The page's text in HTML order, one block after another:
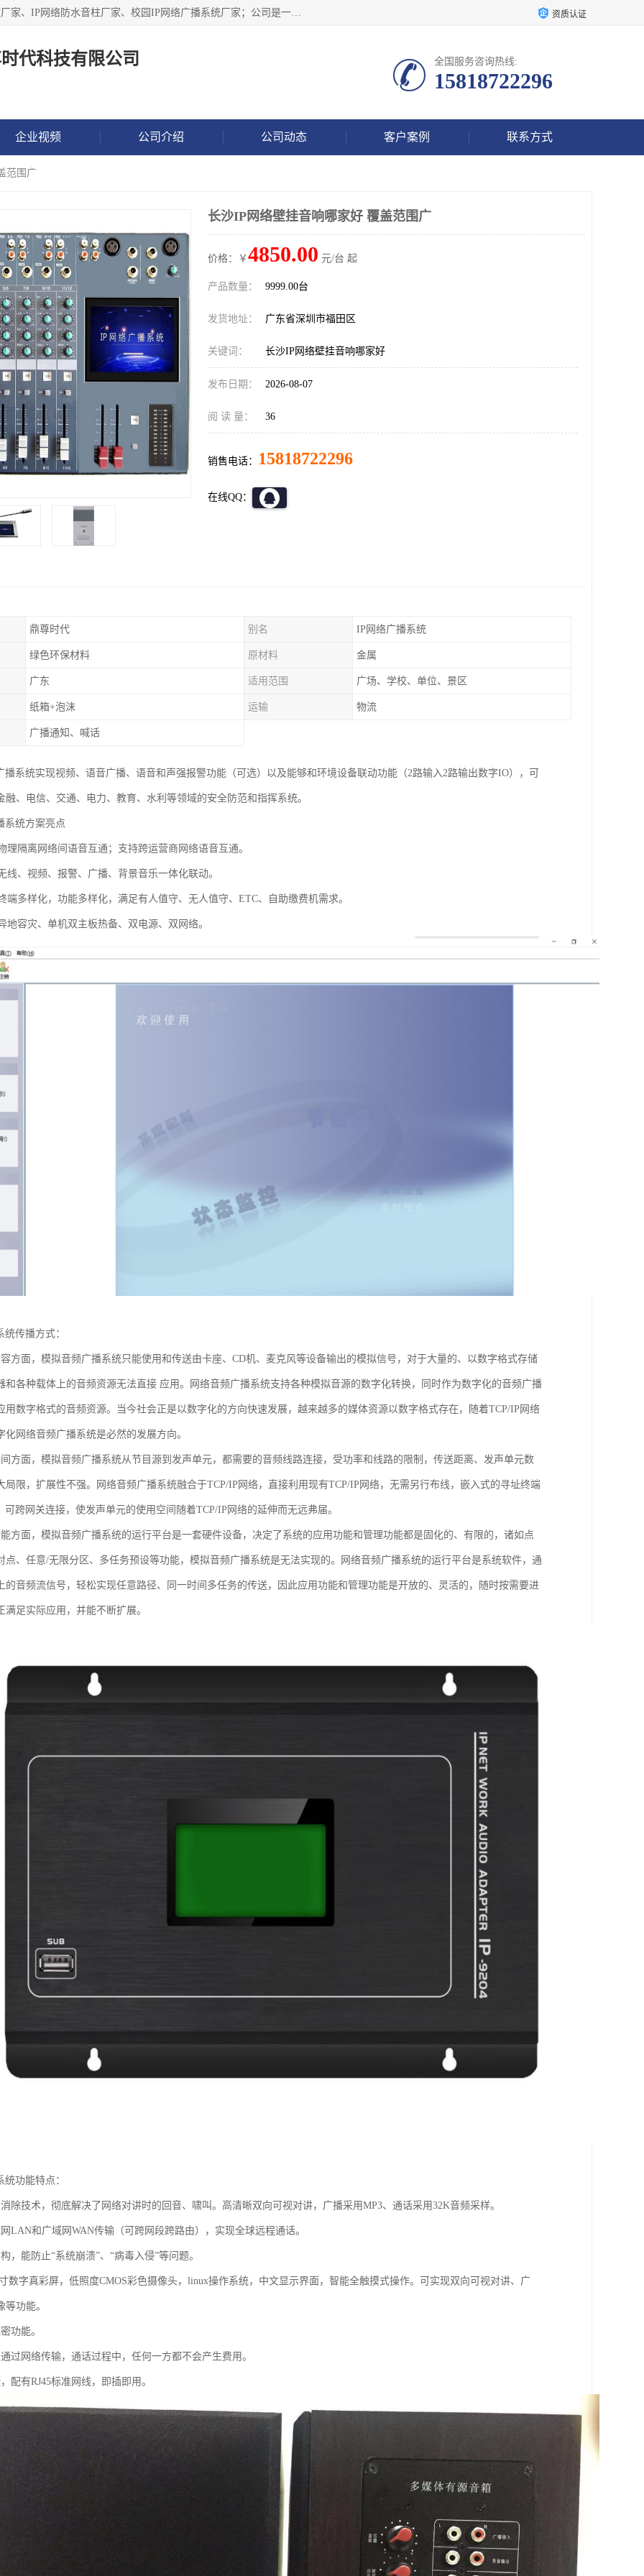
深圳市鼎尊时代科技有限公司主要从事：IP网络定压广播功放厂家、IP网络防水音柱厂家、校园IP网络广播系统厂家；公司是一家集研发、生产、销售公共广播器材于一体的现代电子科技企业。公司成立多年来，本着“自主研发技术、开拓稳定的产品”的宗旨，集多年的行业经验，引航广播行业的迅猛发展，使产品能够适应时代技术发展的需要。 资质认证
代科技有限公司 全国服务咨询热线:
15818722296
企业视频 公司介绍 公司动态 客户案例 联系方式
范围广
长沙IP网络壁挂音响哪家好 覆盖范围广
价格：￥ 4850.00 元/台 起
产品数量： 9999.00台
发货地址： 广东省深圳市福田区
关键词： 长沙IP网络壁挂音响哪家好
发布日期： 2026-08-07
阅 读 量： 36
销售电话： 15818722296
在线QQ：
鼎尊时代 别名 IP网络广播系统
绿色环保材料 原材料 金属
广东 适用范围 广场、学校、单位、景区
纸箱+泡沫 运输 物流
广播通知、喊话
播系统实现视频、语音广播、语音和声强报警功能（可选）以及能够和环境设备联动功能（2路输入2路输出数字IO），可
融、电信、交通、电力、教育、水利等领域的安全防范和指挥系统。
系统方案亮点
理隔离网络间语音互通；支持跨运营商网络语音互通。
线、视频、报警、广播、背景音乐一体化联动。
端多样化，功能多样化，满足有人值守、无人值守、ETC、自助缴费机需求。
地容灾、单机双主板热备、双电源、双网络。
传播方式：
方面，模拟音频广播系统只能使用和传送由卡座、CD机、麦克风等设备输出的模拟信号，对于大量的、以数字格式存储
和各种载体上的音频资源无法直接 应用。网络音频广播系统支持各种模拟音源的数字化转换，同时作为数字化的音频广播
用数字格式的音频资源。当今社会正是以数字化的方向快速发展，越来越多的媒体资源以数字格式存在，随着TCP/IP网络
化网络音频广播系统是必然的发展方向。
方面，模拟音频广播系统从节目源到发声单元，都需要的音频线路连接，受功率和线路的限制，传送距离、发声单元数
局限，扩展性不强。网络音频广播系统融合于TCP/IP网络，直接利用现有TCP/IP网络，无需另行布线，嵌入式的寻址终端
可跨网关连接，使发声单元的使用空间随着TCP/IP网络的延伸而无远弗届。
方面，模拟音频广播系统的运行平台是一套硬件设备，决定了系统的应用功能和管理功能都是固化的、有限的，诸如点
点、任意/无限分区、多任务预设等功能，模拟音频广播系统是无法实现的。网络音频广播系统的运行平台是系统软件，通
的音频流信号，轻松实现任意路径、同一时间多任务的传送，因此应用功能和管理功能是开放的、灵活的，随时按需要进
满足实际应用，并能不断扩展。
功能特点：
除技术，彻底解决了网络对讲时的回音、啸叫。高清晰双向可视对讲，广播采用MP3、通话采用32K音频采样。
LAN和广域网WAN传输（可跨网段跨路由），实现全球远程通话。
，能防止“系统崩溃”、“病毒入侵”等问题。
数字真彩屏，低照度CMOS彩色摄像头，linux操作系统，中文显示界面，智能全触摸式操作。可实现双向可视对讲、广
等功能。
功能。
过网络传输，通话过程中，任何一方都不会产生费用。
配有RJ45标准网线，即插即用。